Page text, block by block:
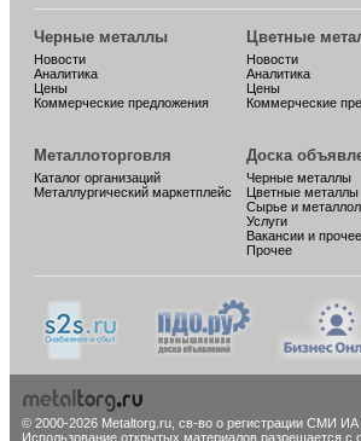
Черные металлы
Новости
Аналитика
Цены
Коммерческие предложения
Цветные
Новости
Аналитика
Цены
Коммерческие
Металлоторговля
Каталог организаций
Металлургический маркетплейс
Доска
Черные металлы
Цветные металлы
Сырье и
Услуги
Вакансии и прочее
Прочее
© 2000-2026 Metaltorg.ru, св-во о регистрации СМИ
Использование открытых материалов разрешается с